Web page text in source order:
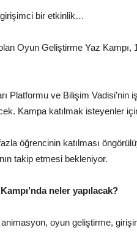
girişimci bir etkinlik…
Oyun Geliştirme Yaz
Platformu ve Bilişim Vadisi’nin
Kampa katılmak isteyenler
öğrencinin katılması
takip etmesi bekleniyor.
neler yapılacak?
oyun geliştirme,